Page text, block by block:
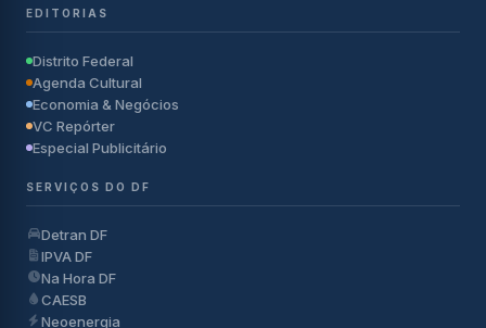
EDITORIAS
Distrito Federal
Agenda Cultural
Economia & Negócios
VC Repórter
Especial Publicitário
SERVIÇOS DO DF
Detran DF
IPVA DF
Na Hora DF
CAESB
Neoenergia